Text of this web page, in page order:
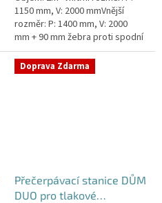
1150 mm, V: 2000 mmVnější
rozměr: P: 1400 mm, V: 2000
mm + 90 mm žebra proti spodní
vodě + komínek Kvalitní,
výkonná a extrémně spolehlivá...
Doprava Zdarma
Přečerpávací stanice DŮM
DUO pro tlakové